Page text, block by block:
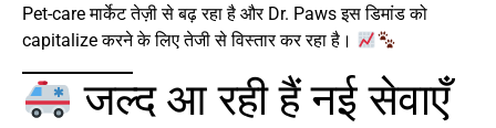
Pet-care मार्केट तेज़ी से बढ़ रहा है और Dr. Paws इस डिमांड को
capitalize करने के लिए तेजी से विस्तार कर रहा है।
जल्द आ रही हैं नई सेवाएँ